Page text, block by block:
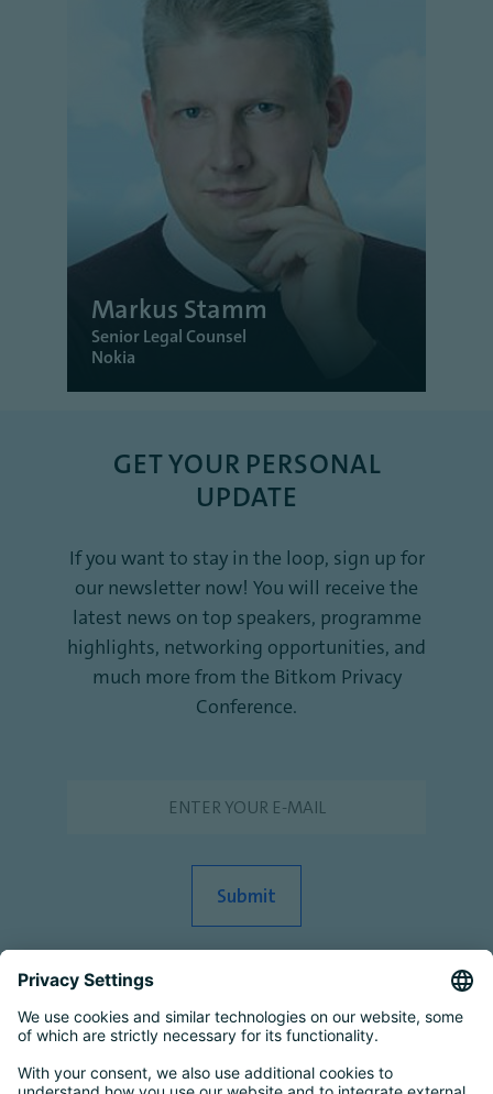
Markus Stamm
Senior Legal Counsel
Nokia
GET YOUR PERSONAL
UPDATE
If you want to stay in the loop, sign up for
our newsletter now! You will receive the
latest news on top speakers, programme
highlights, networking opportunities, and
much more from the Bitkom Privacy
Conference.